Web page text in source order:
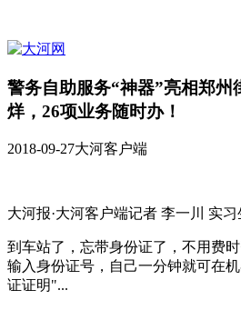
警务自助服务“神器”亮相郑州
烊，26项业务随时办！
2018-09-27大河客户端
大河报·大河客户端记者 李一川 实
到车站了，忘带身份证了，不用费
输入身份证号，自己一分钟就可在
证证明"...